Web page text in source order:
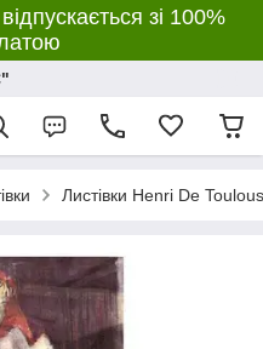
зі 100%
Листівки Henri De